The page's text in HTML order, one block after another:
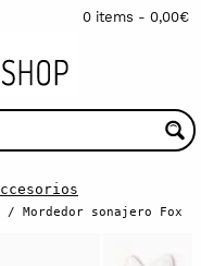
0 items - 0,00€
/ Mordedor sonajero Fox